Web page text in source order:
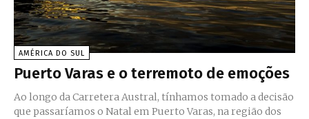
AMÉRICA DO SUL
Puerto Varas e o terremoto de emoções
Ao longo da Carretera Austral, tínhamos tomado a decisão
que passaríamos o Natal em Puerto Varas, na região dos